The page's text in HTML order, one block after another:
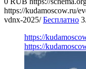
https://kudamoscow.ru/
vdnx-2025/ Бесплатно
https://
https://